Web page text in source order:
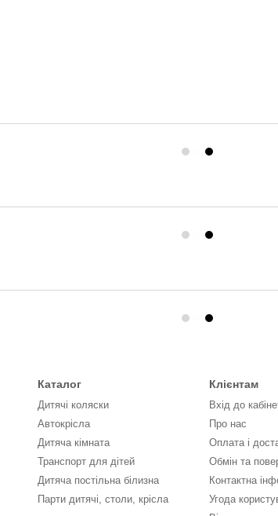
Каталог
Дитячі коляски
Автокрісла
Дитяча кімната
Транспорт для дітей
Дитяча постільна білизна
Парти дитячі, столи, крісла
Клієнтам
Вхід до
Про нас
Оплата і
Обмін та
Контактна
Угода